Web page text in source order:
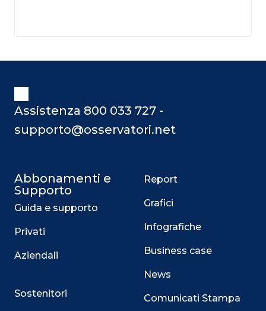
Assistenza 800 033 727 -
supporto@osservatori.net
Abbonamenti e
Supporto
Guida e supporto
Privati
Aziendali
Sostenitori
Report
Grafici
Infografiche
Business case
News
Comunicati Stampa